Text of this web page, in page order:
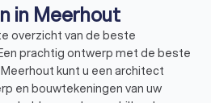
in Meerhout
overzicht van de beste
prachtig ontwerp met de beste
kunt u een architect
en bouwtekeningen van uw